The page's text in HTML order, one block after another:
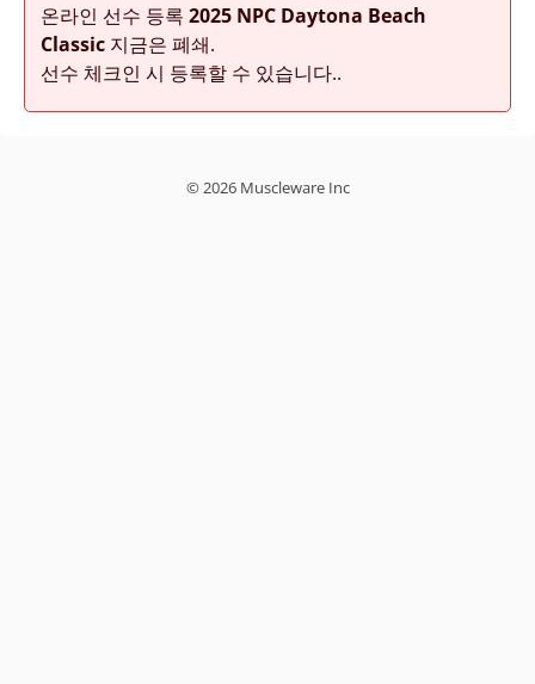
온라인 선수 등록 2025 NPC Daytona Beach
Classic지금은 폐쇄.
선수 체크인 시 등록할 수 있습니다..
© 2026 Muscleware Inc